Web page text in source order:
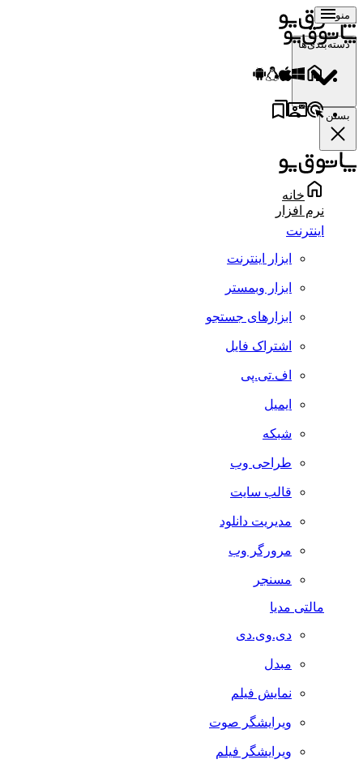
منو
دسته‌بندی‌ها
بستن
خانه
نرم افزار
اینترنت
ابزار اینترنت
ابزار وبمستر
ابزارهای جستجو
اشتراک فایل
اف.تی.پی
ایمیل
شبکه
طراحی وب
قالب سایت
مدیریت دانلود
مرورگر وب
مسنجر
مالتی مدیا
دی.وی.دی
مبدل
نمایش فیلم
ویرایشگر صوت
ویرایشگر فیلم